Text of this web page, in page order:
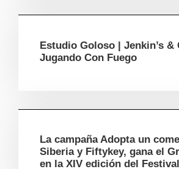
Estudio Goloso | Jenkin’s &
Jugando Con Fuego
La campaña Adopta un
Siberia y Fiftykey, gana el
en la XIV edición del